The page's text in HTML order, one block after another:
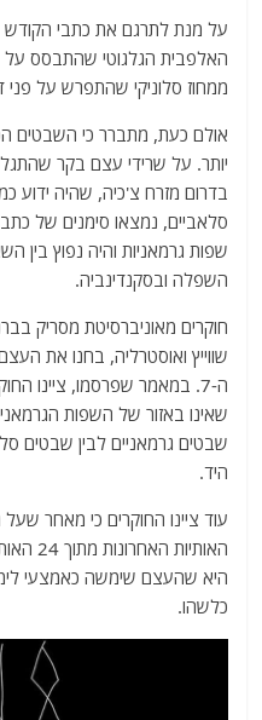
על מנת לתרגם את כתבי הקודש
האלפבית הגלגוטי שהתבסס
ממחוז סלוניקי שהתפרש על פני
אולם כעת, מתברר כי השבטים
בדרום מזרח צ'כיה, שהיה ידוע
סלאביים, נמצאו סימנים של
שפות גרמאניות והיה נפוץ בין
השפלה ובסקנדינביה.
חוקרים מאוניברסיטת מסריק
שווייץ ואוסטרליה, בחנו את
ה-7. במאמר שפרסמו, ציינו
שאינו באזור של השפות
שבטים גרמאניים לבין
היד.
עוד ציינו החוקרים כי מאחר
היא שהעצם שימשה כאמצעי
כלשהו.